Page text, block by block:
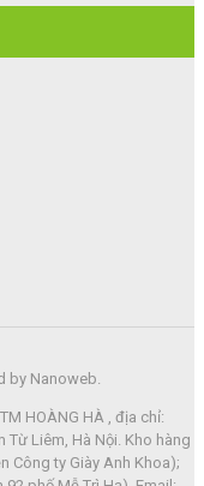
by Nanoweb.
HOÀNG HÀ , địa chỉ:
Từ Liêm, Hà Nội. Kho hàng
Công ty Giày Anh Khoa);